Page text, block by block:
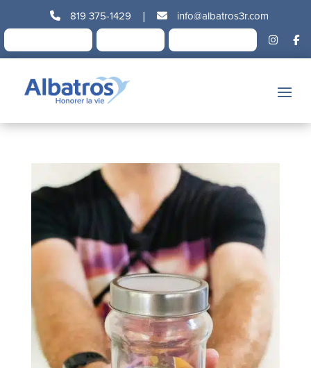
819 375-1429 |
info@albatros3r.com